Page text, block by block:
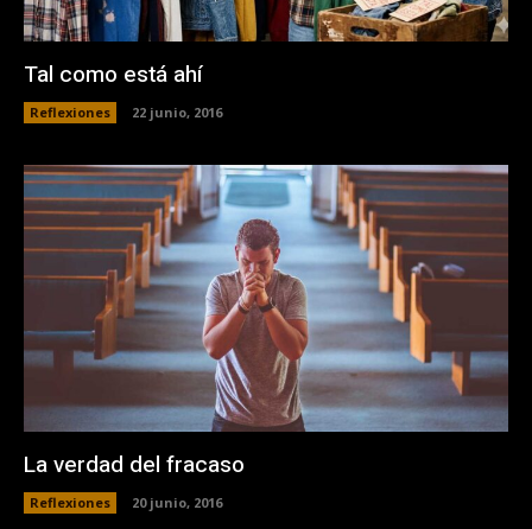
Tal como está ahí
Reflexiones 22 junio, 2016
La verdad del fracaso
Reflexiones 20 junio, 2016